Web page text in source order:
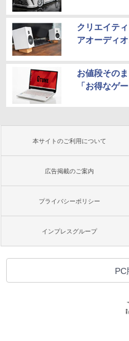
クリエイテ
アオーディ
お値段その
「お得なゲ
本サイトのご利用について
広告掲載のご案内
プライバシーポリシー
インプレスグループ
PC